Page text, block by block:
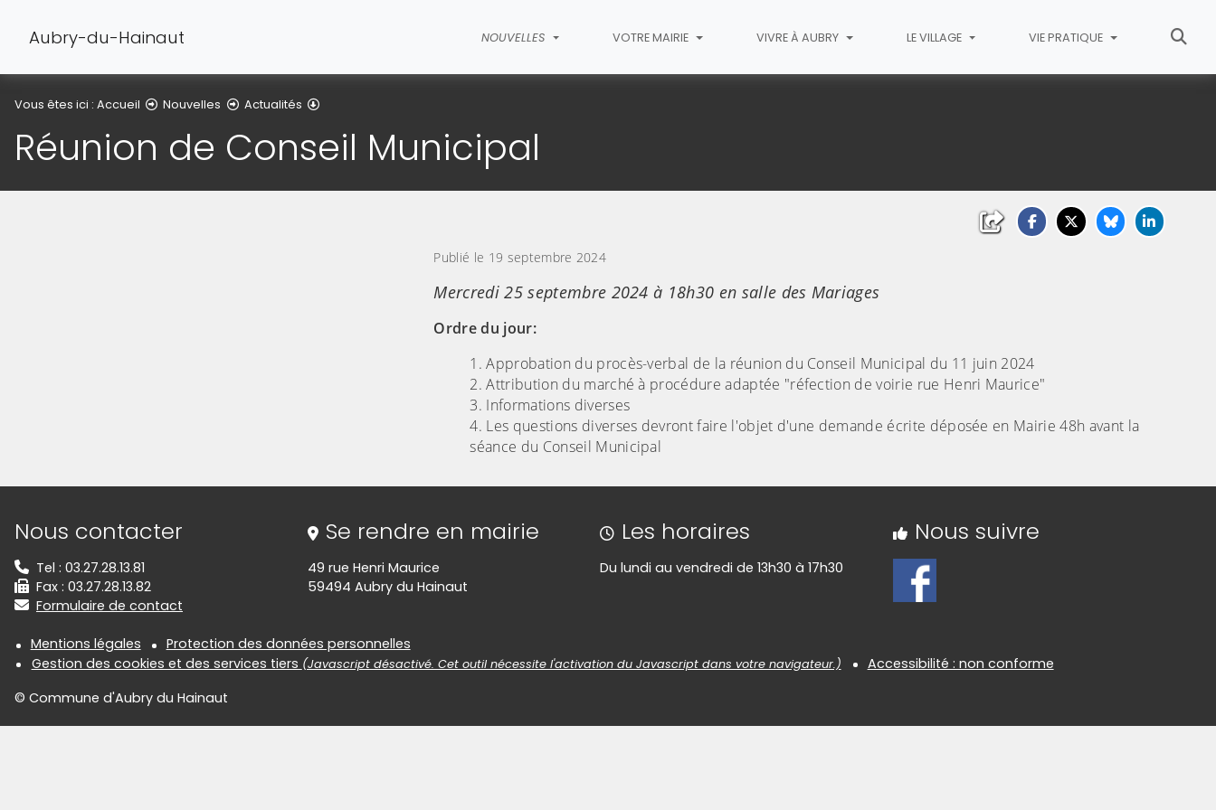
Aubry-du-Hainaut NOUVELLES VOTRE MAIRIE VIVRE À AUBRY LE VILLAGE VIE PRATIQUE
Vous êtes ici : Accueil Nouvelles Actualités
Réunion de Conseil Municipal
Publié le 19 septembre 2024
Mercredi 25 septembre 2024 à 18h30 en salle des Mariages
Ordre du jour:
Approbation du procès-verbal de la réunion du Conseil Municipal du 11 juin 2024
Attribution du marché à procédure adaptée "réfection de voirie rue Henri Maurice"
Informations diverses
Les questions diverses devront faire l'objet d'une demande écrite déposée en Mairie 48h avant la
séance du Conseil Municipal
Informations de contact
Nous contacter
Tel : 03.27.28.13.81
Fax : 03.27.28.13.82
Formulaire de contact
Se rendre en mairie
49 rue Henri Maurice
59494 Aubry du Hainaut
Les horaires
Du lundi au vendredi de 13h30 à 17h30
Nous suivre
Informations réglementaires
Mentions légales
Protection des données personnelles
Gestion des cookies et des services tiers (Javascript désactivé. Cet outil nécessite l'activation du Javascript dans votre navigateur.)
Accessibilité : non conforme
© Commune d'Aubry du Hainaut